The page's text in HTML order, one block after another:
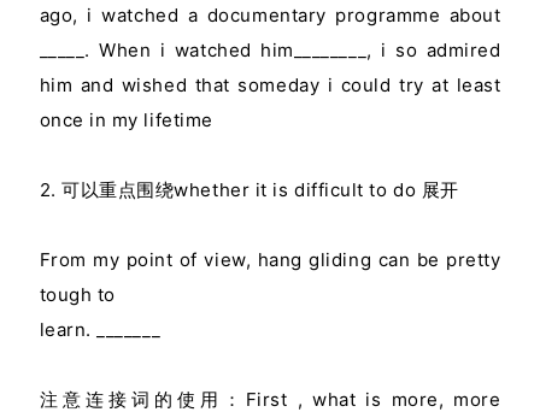
ago, i watched a documentary programme about
_____. When i watched him________, i so admired
him and wished that someday i could try at least
once in my lifetime
2. 可以重点围绕whether it is difficult to do 展开
From my point of view, hang gliding can be pretty
tough to
learn. _______
注意连接词的使⽤： First , what is more, more